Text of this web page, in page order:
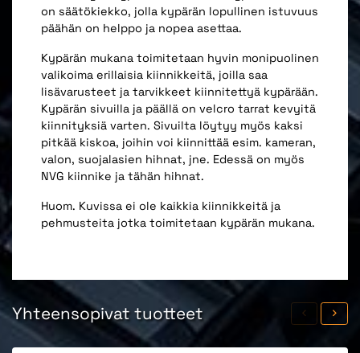
on säätökiekko, jolla kypärän lopullinen istuvuus
päähän on helppo ja nopea asettaa.
Kypärän mukana toimitetaan hyvin monipuolinen
valikoima erillaisia kiinnikkeitä, joilla saa
lisävarusteet ja tarvikkeet kiinnitettyä kypärään.
Kypärän sivuilla ja päällä on velcro tarrat kevyitä
kiinnityksiä varten. Sivuilta löytyy myös kaksi
pitkää kiskoa, joihin voi kiinnittää esim. kameran,
valon, suojalasien hihnat, jne. Edessä on myös
NVG kiinnike ja tähän hihnat.
Huom. Kuvissa ei ole kaikkia kiinnikkeitä ja
pehmusteita jotka toimitetaan kypärän mukana.
Yhteensopivat tuotteet